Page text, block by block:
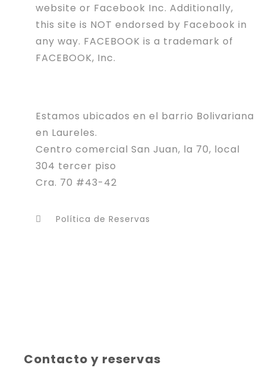
website or Facebook Inc. Additionally,
this site is NOT endorsed by Facebook in
any way. FACEBOOK is a trademark of
FACEBOOK, Inc.
Estamos ubicados en el barrio Bolivariana
en Laureles.
Centro comercial San Juan, la 70, local
304 tercer piso
Cra. 70 #43-42
Política de Reservas
Contacto y reservas